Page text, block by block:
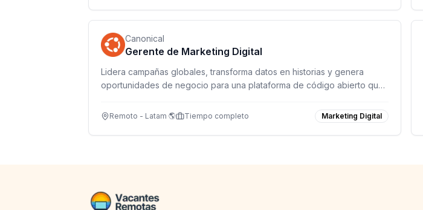
Canonical
Gerente de Marketing Digital
Lidera campañas globales, transforma datos en historias y genera
oportunidades de negocio para una plataforma de código abierto que
Remoto - Latam 🌎 Tiempo completo Marketing Digital